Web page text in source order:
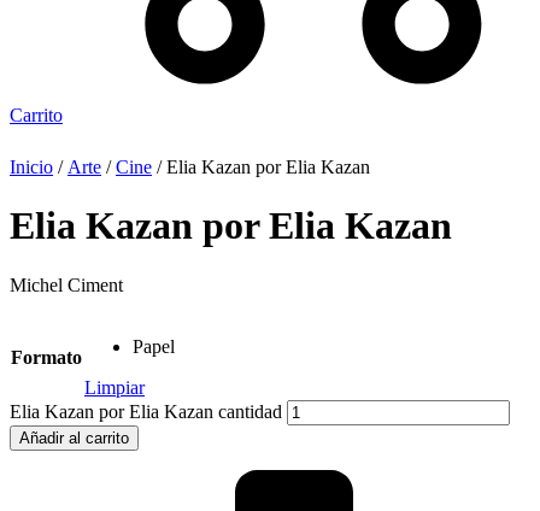
Carrito
Inicio / Arte /Cine / Elia Kazan por Elia Kazan
Elia Kazan por Elia Kazan
Michel Ciment
Formato
Papel
Limpiar
Elia Kazan por Elia Kazan cantidad
Añadir al carrito